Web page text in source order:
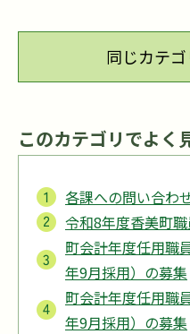
同じカテ
このカテゴリでよく
各課への問い合わ
令和8年度香美町
町会計年度任用職
年9月採用）の募集
町会計年度任用職
年9月採用）の募集